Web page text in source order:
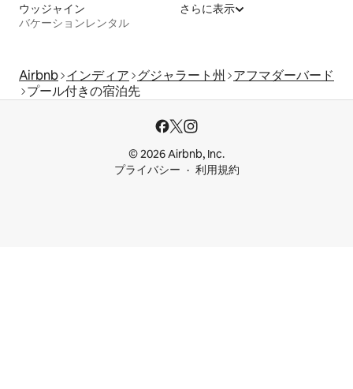
ウッジャイン
バケーションレンタル
さらに表示
Airbnb インディア グジャラート州
アフマダーバード
プール付きの宿泊先
© 2026 Airbnb, Inc.
プライバシー
利用規約